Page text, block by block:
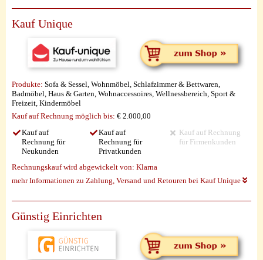
Kauf Unique
Produkte: Sofa & Sessel, Wohnmöbel, Schlafzimmer & Bettwaren,
Badmöbel, Haus & Garten, Wohnaccessoires, Wellnessbereich, Sport &
Freizeit, Kindermöbel
Kauf auf Rechnung möglich bis: € 2.000,00
Kauf auf
Rechnung für
Neukunden
Kauf auf
Rechnung für
Privatkunden
Kauf auf Rechnung
für Firmenkunden
Rechnungskauf wird abgewickelt von: Klarna
mehr Informationen zu Zahlung, Versand und Retouren bei Kauf Unique
Günstig Einrichten